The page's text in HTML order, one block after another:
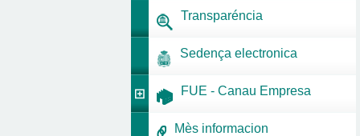
Transparéncia
Sedença electronica
FUE - Canau Empresa
Mès informacion